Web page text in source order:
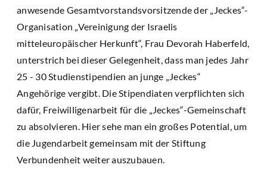
anwesende Gesamtvorstandsvorsitzende der „Jeckes“-
Organisation „Vereinigung der Israelis
mitteleuropäischer Herkunft“, Frau Devorah Haberfeld,
unterstrich bei dieser Gelegenheit, dass man jedes Jahr
25 - 30 Studienstipendien an junge „Jeckes“
Angehörige vergibt. Die Stipendiaten verpflichten sich
dafür, Freiwilligenarbeit für die „Jeckes“-Gemeinschaft
zu absolvieren. Hier sehe man ein großes Potential, um
die Jugendarbeit gemeinsam mit der Stiftung
Verbundenheit weiter auszubauen.